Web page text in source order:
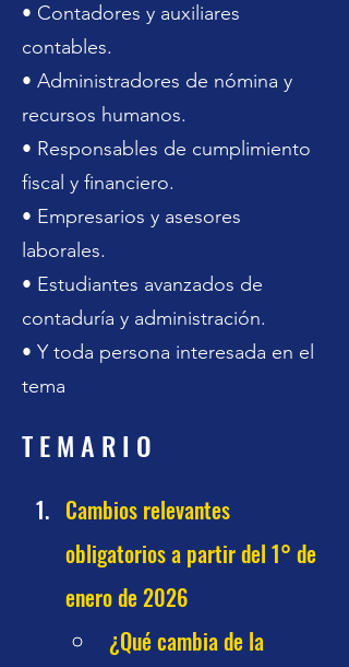
• Contadores y auxiliares
contables.
• Administradores de nómina y
recursos humanos.
• Responsables de cumplimiento
fiscal y financiero.
• Empresarios y asesores
laborales.
• Estudiantes avanzados de
contaduría y administración.
• Y toda persona interesada en el
tema
T E M A R I O
Cambios relevantes
obligatorios a partir del 1° de
enero de 2026
¿Qué cambia de la